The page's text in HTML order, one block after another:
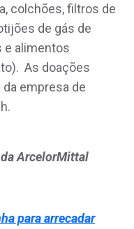
colchões, filtros de
de gás de
e alimentos
As doações
empresa de
ArcelorMittal
para arrecadar